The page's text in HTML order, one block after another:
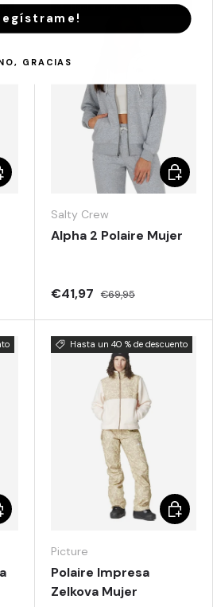
al carrito
Hasta un 40 % de descuento
Salty Crew
Alpha 2 Polaire Mujer
€41,97 €69,95
Añadir
al carrito
Hasta un 40 % de descuento
Picture
Polaire Impresa
Zelkova Mujer
Elegir
GRACIAS